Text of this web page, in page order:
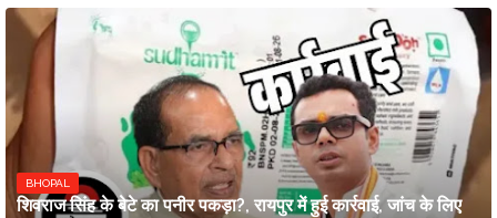
BHOPAL
शिवराज सिंह के बेटे का पनीर पकड़ा?, रायपुर में हुई कार्रवाई, जांच के लिए